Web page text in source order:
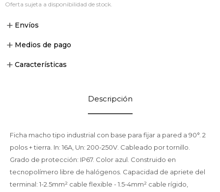
Oferta sujeta a disponibilidad de stock.
Envíos
Medios de pago
Características
Descripción
Ficha macho tipo industrial con base para fijar a pared a 90°. 2
polos + tierra. In: 16A, Un: 200-250V. Cableado por tornillo.
Grado de protección: IP67. Color azul. Construido en
tecnopolímero libre de halógenos. Capacidad de apriete del
terminal: 1-2.5mm² cable flexible - 1.5-4mm² cable rígido,